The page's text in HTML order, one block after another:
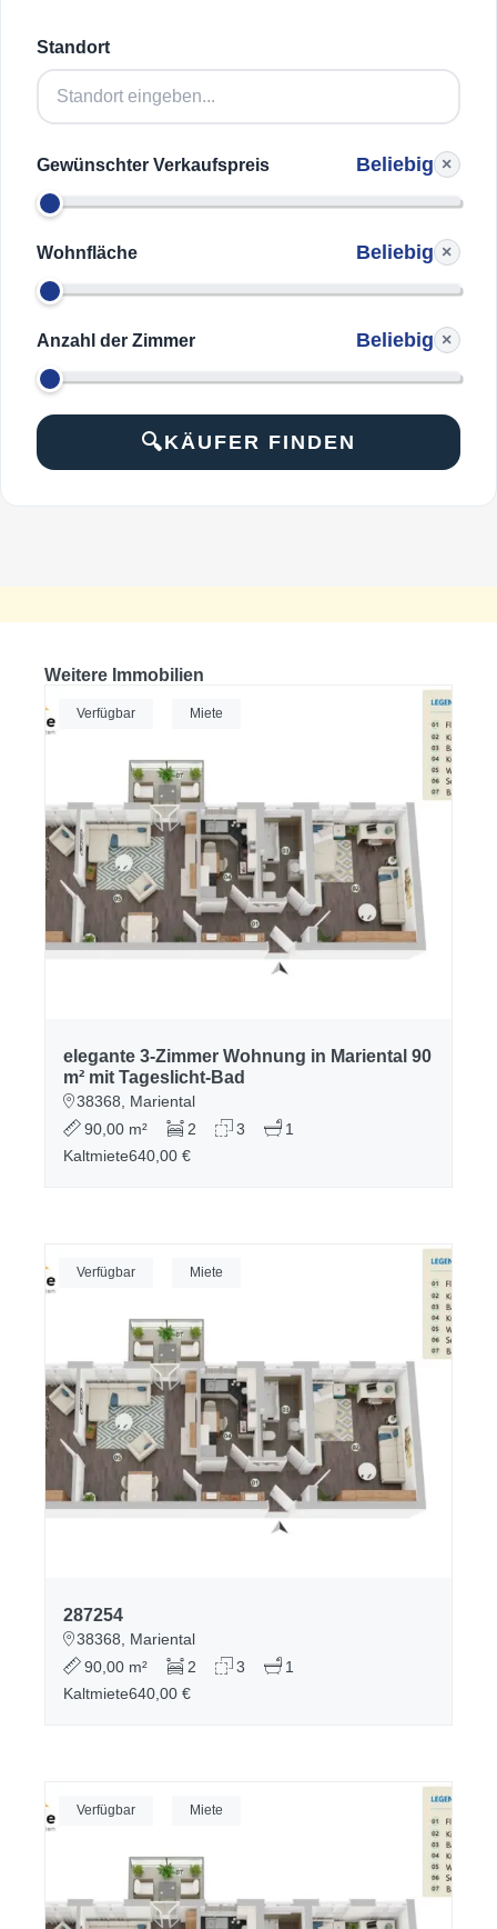
Standort
Gewünschter Verkaufspreis Beliebig ×
Wohnfläche Beliebig ×
Anzahl der Zimmer Beliebig ×
KÄUFER FINDEN
Weitere Immobilien
Verfügbar Miete
elegante 3-Zimmer Wohnung in Mariental 90
m² mit Tageslicht-Bad
38368, Mariental
90,00 m²
2 3
1
Kaltmiete640,00 €
Verfügbar Miete
287254
38368, Mariental
90,00 m²
2 3
1
Kaltmiete640,00 €
Verfügbar Miete